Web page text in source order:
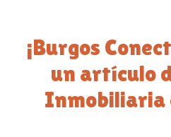
¡Burgos
un artículo
Inmobiliaria